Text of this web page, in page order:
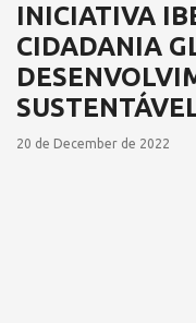
INICIATIVA
CIDADANIA
20 de December de 2022